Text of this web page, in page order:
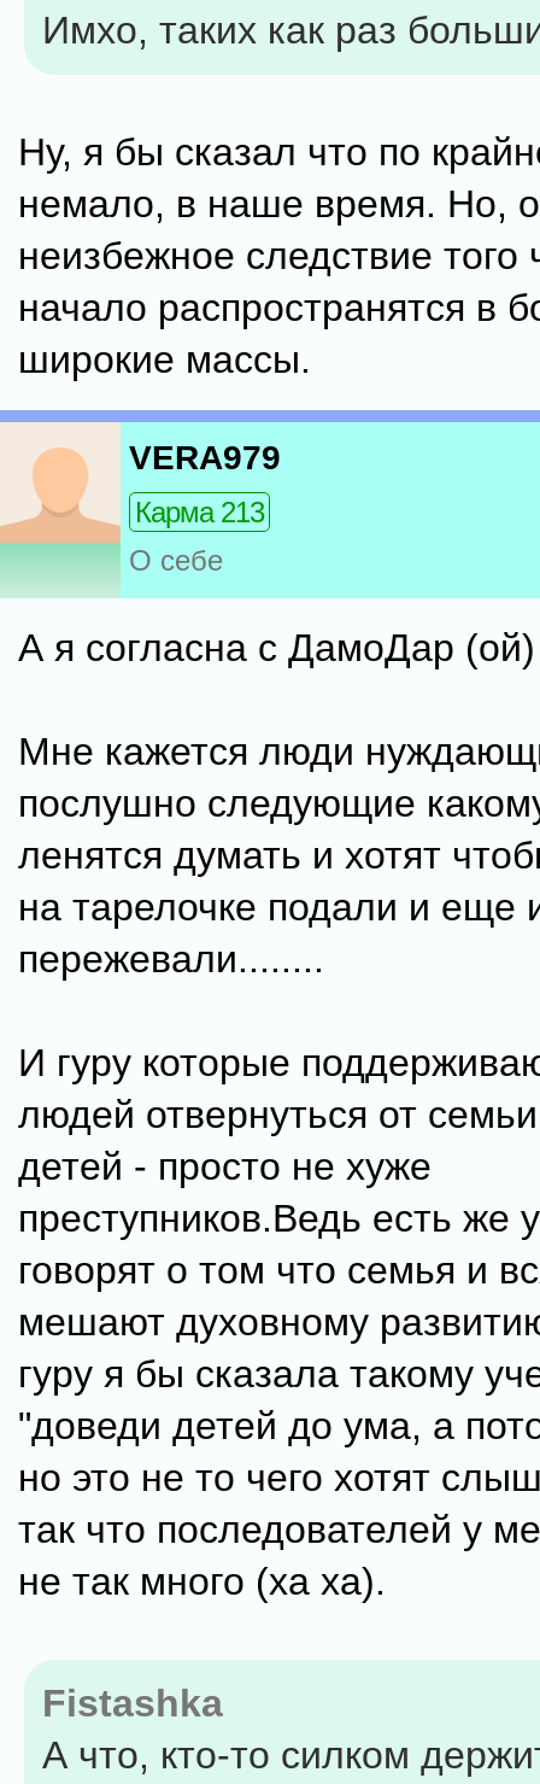
Имхо, таких как раз
Ну, я бы сказал что по
немало, в наше время. Но,
неизбежное следствие того
начало распространятся в
широкие массы.
VERA979
Карма 213
О себе
А я согласна с ДамоДар
Мне кажется люди
послушно следующие
ленятся думать и хотят
на тарелочке подали и еще
пережевали........
И гуру которые
людей отвернуться от
детей - просто не хуже
преступников.Ведь есть же
говорят о том что семья и
мешают духовному
гуру я бы сказала такому
"доведи детей до ума, а
но это не то чего хотят
так что последователей у
не так много (ха ха).
Fistashka
А что, кто-то силком